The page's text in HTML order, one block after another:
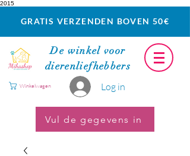
2015
GRATIS VERZENDEN BOVEN 50€
De winkel voor
dierenliefhebbers
Log in
Winkelwagen
Vul de gegevens in